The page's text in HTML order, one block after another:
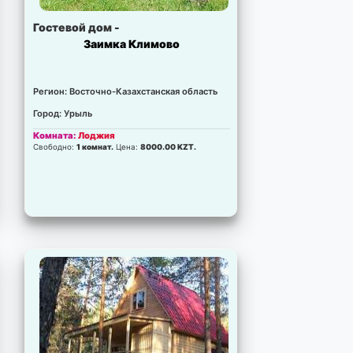
Свободно:1 комнат.Цена:37000.00 KZT.
Комната:Беседка
1 комнат.Цена:85000.00 KZT.
Гостевой дом -
Заимка Климово
Регион: Восточно-Казахстанская область
Город: Урыль
Комната:Лоджия
Свободно:1 комнат. Цена:8000.00 KZT.